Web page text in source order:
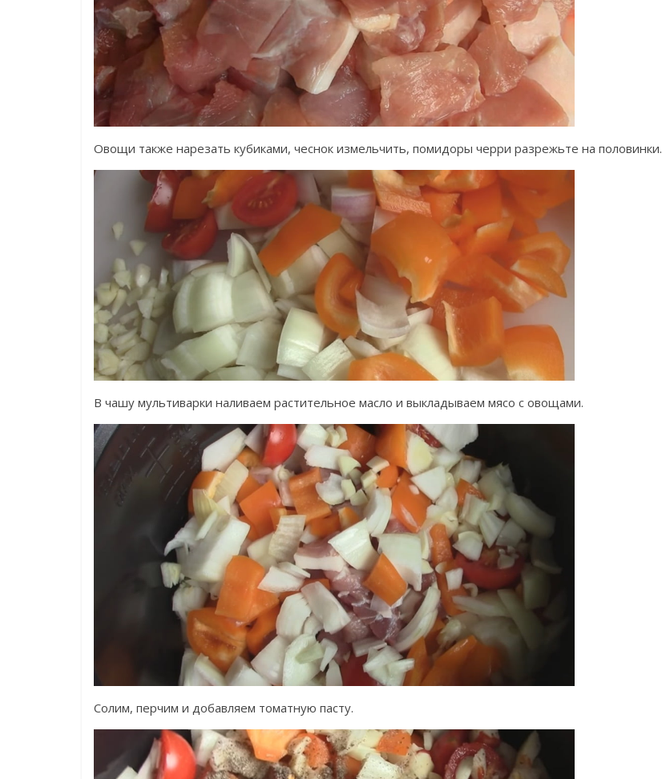
Овощи также нарезать кубиками, чеснок измельчить, помидоры черри разрежьте на половинки.
В чашу мультиварки наливаем растительное масло и выкладываем мясо с овощами.
Солим, перчим и добавляем томатную пасту.